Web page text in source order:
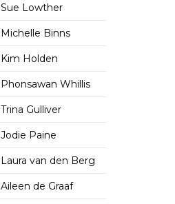
Sue Lowther
Michelle Binns
Kim Holden
Phonsawan Whillis
Trina Gulliver
Jodie Paine
Laura van den Berg
Aileen de Graaf